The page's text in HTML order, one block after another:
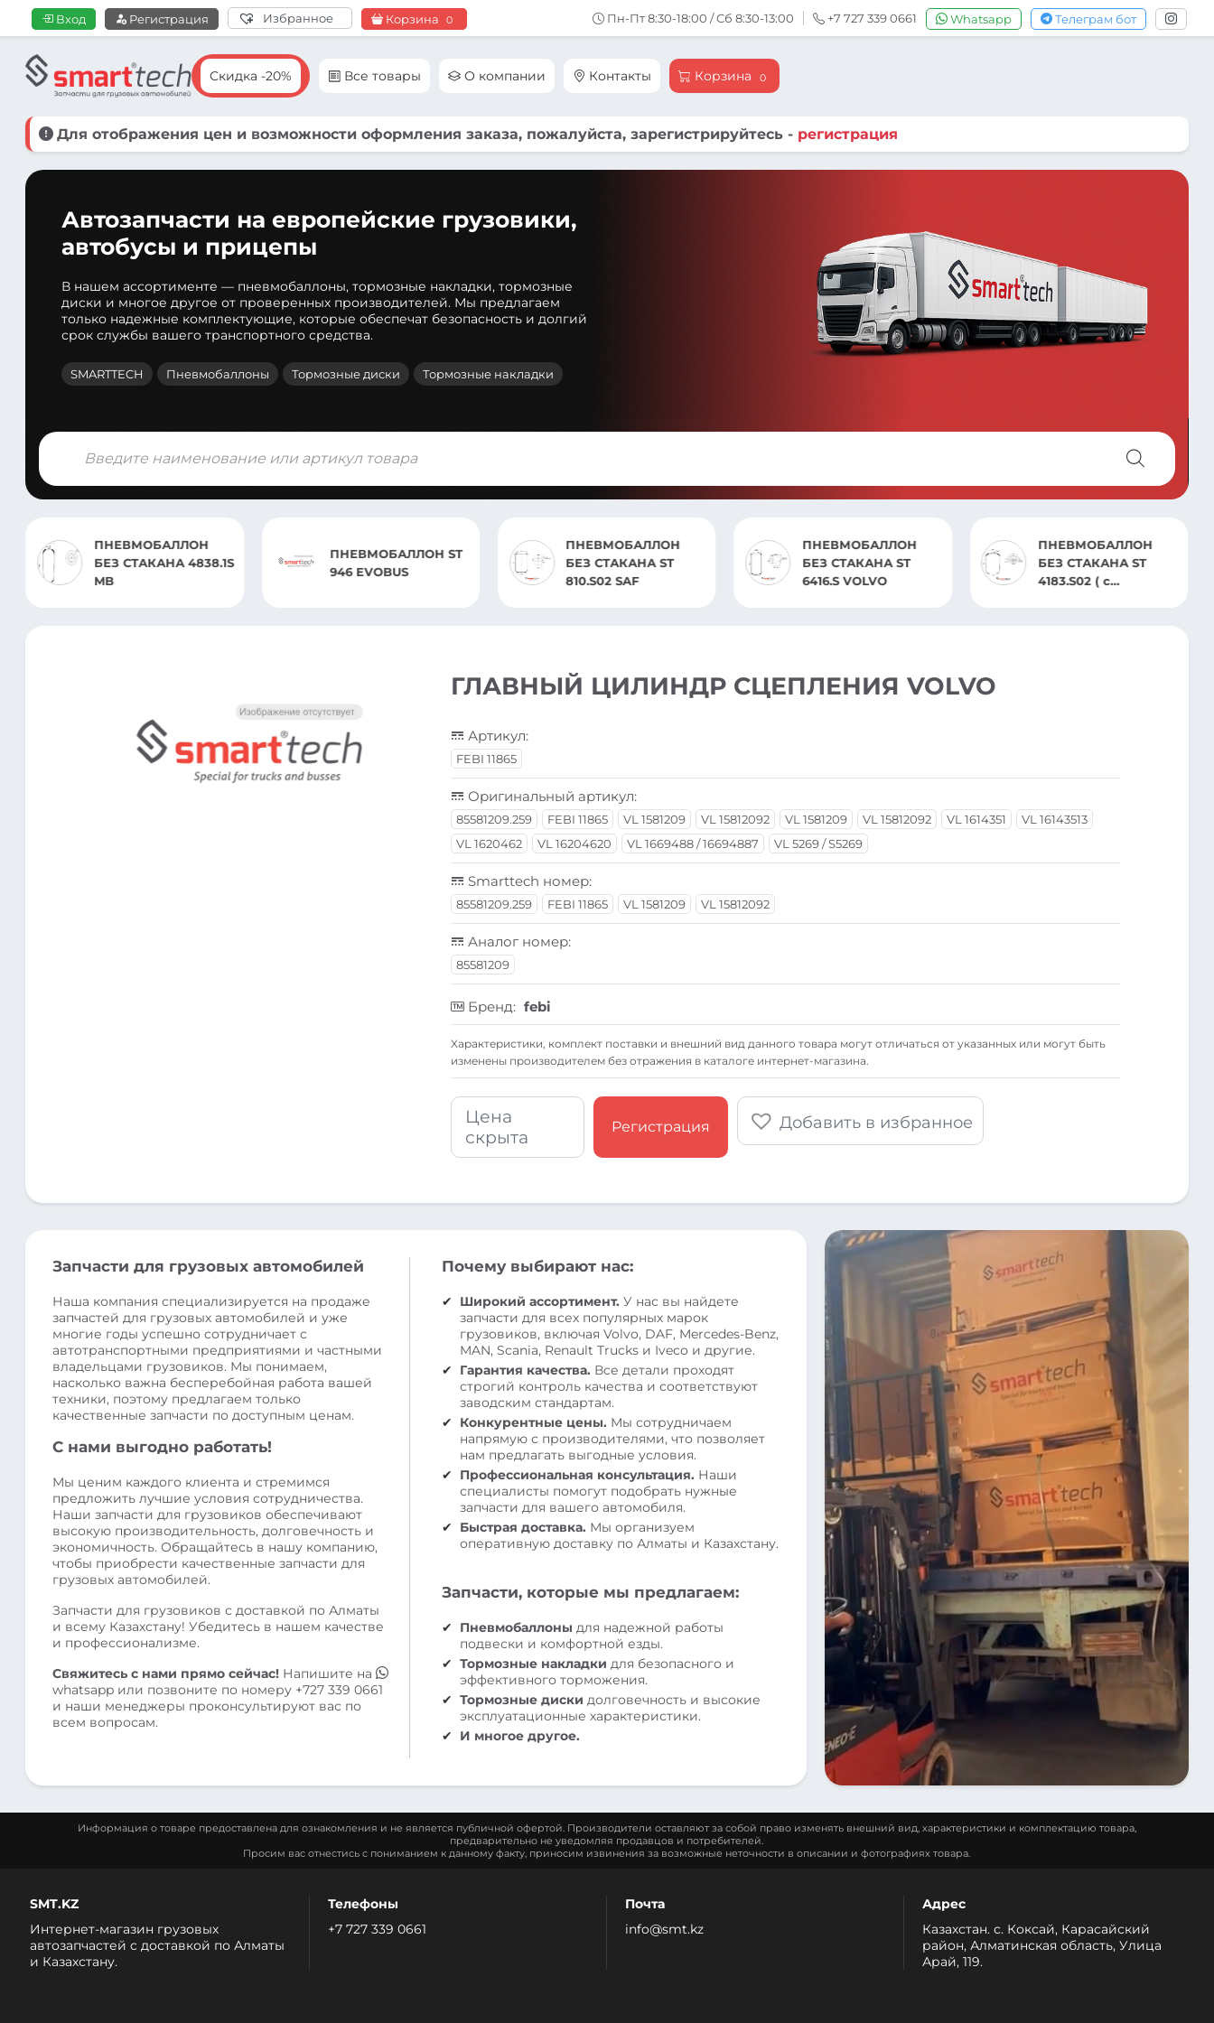
Вход Регистрация Избранное Корзина 0 Пн-Пт 8:30-18:00 / Сб 8:30-13:00 +7 727 339 0661 Whatsapp Телеграм бот
Скидка -20% Все товары О компании Контакты Корзина 0
Для отображения цен и возможности оформления заказа, пожалуйста, зарегистрируйтесь - регистрация
Автозапчасти на европейские грузовики,
автобусы и прицепы
В нашем ассортименте — пневмобаллоны, тормозные накладки, тормозные
диски и многое другое от проверенных производителей. Мы предлагаем
только надежные комплектующие, которые обеспечат безопасность и долгий
срок службы вашего транспортного средства.
SMARTTECH Пневмобаллоны Тормозные диски Тормозные накладки
Поиск
товаров
ПНЕВМОБАЛЛОН
БЕЗ СТАКАНА 4838.1S
MB
ПНЕВМОБАЛЛОН ST
946 EVOBUS
ПНЕВМОБАЛЛОН
БЕЗ СТАКАНА ST
810.S02 SAF
ПНЕВМОБАЛЛОН
БЕЗ СТАКАНА ST
6416.S VOLVO
ПНЕВМОБАЛЛОН
БЕЗ СТАКАНА ST
4183.S02 ( с
ГЛАВНЫЙ ЦИЛИНДР СЦЕПЛЕНИЯ VOLVO
Артикул:
FEBI 11865
Оригинальный артикул:
85581209.259 FEBI 11865 VL 1581209 VL 15812092 VL 1581209 VL 15812092 VL 1614351
VL 16143513
VL 1620462
VL 16204620 VL 1669488 / 16694887 VL 5269 / S5269
Smarttech номер:
85581209.259 FEBI 11865 VL 1581209 VL 15812092
Аналог номер:
85581209
Бренд: febi
Xарактеристики, комплект поставки и внешний вид данного товара могут отличаться от указанных или могут быть
изменены производителем без отражения в каталоге интернет-магазина.
Цена
скрыта
Регистрация Добавить в избранное
Запчасти для грузовых автомобилей
Наша компания специализируется на продаже
запчастей для грузовых автомобилей и уже
многие годы успешно сотрудничает с
автотранспортными предприятиями и частными
владельцами грузовиков. Мы понимаем,
насколько важна бесперебойная работа вашей
техники, поэтому предлагаем только
качественные запчасти по доступным ценам.
С нами выгодно работать!
Мы ценим каждого клиента и стремимся
предложить лучшие условия сотрудничества.
Наши запчасти для грузовиков обеспечивают
высокую производительность, долговечность и
экономичность. Обращайтесь в нашу компанию,
чтобы приобрести качественные запчасти для
грузовых автомобилей.
Запчасти для грузовиков с доставкой по Алматы
и всему Казахстану! Убедитесь в нашем качестве
и профессионализме.
Свяжитесь с нами прямо сейчас! Напишите на
whatsapp или позвоните по номеру +727 339 0661
и наши менеджеры проконсультируют вас по
всем вопросам.
Почему выбирают нас:
Широкий ассортимент. У нас вы найдете
запчасти для всех популярных марок
грузовиков, включая Volvo, DAF, Mercedes-Benz,
MAN, Scania, Renault Trucks и Iveco и другие.
Гарантия качества. Все детали проходят
строгий контроль качества и соответствуют
заводским стандартам.
Конкурентные цены. Мы сотрудничаем
напрямую с производителями, что позволяет
нам предлагать выгодные условия.
Профессиональная консультация. Наши
специалисты помогут подобрать нужные
запчасти для вашего автомобиля.
Быстрая доставка. Мы организуем
оперативную доставку по Алматы и Казахстану.
Запчасти, которые мы предлагаем:
Пневмобаллоны для надежной работы
подвески и комфортной езды.
Тормозные накладки для безопасного и
эффективного торможения.
Тормозные диски долговечность и высокие
эксплуатационные характеристики.
И многое другое.
Информация о товаре предоставлена для ознакомления и не является публичной офертой. Производители оставляют за собой право изменять внешний вид, характеристики и комплектацию товара,
предварительно не уведомляя продавцов и потребителей.
Просим вас отнестись с пониманием к данному факту, приносим извинения за возможные неточности в описании и фотографиях товара.
SMT.KZ
Интернет-магазин грузовых
автозапчастей c доставкой по Алматы
и Казахстану.
Телефоны
+7 727 339 0661
Почта
info@smt.kz
Адрес
Казахстан. с. Коксай, Карасайский
район, Алматинская область, Улица
Арай, 119.